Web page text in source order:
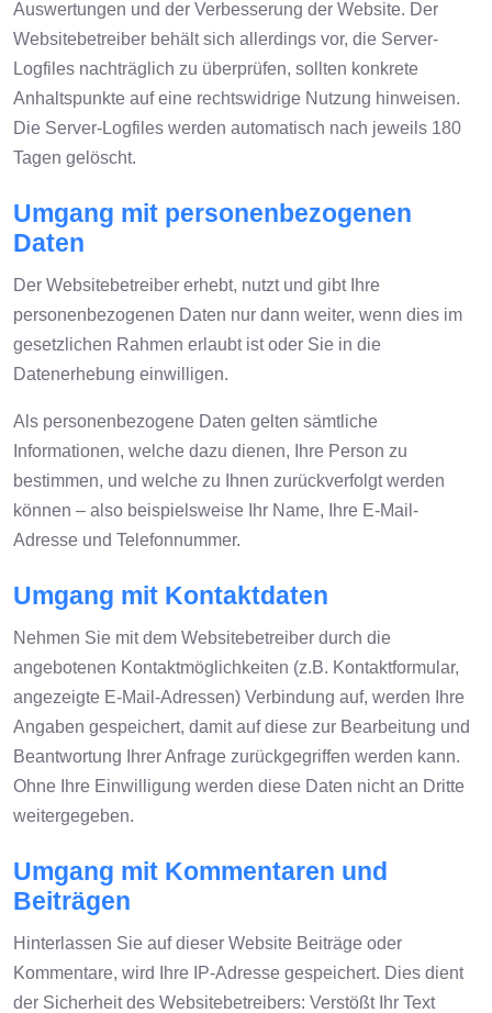
Auswertungen und der Verbesserung der Website. Der
Websitebetreiber behält sich allerdings vor, die Server-
Logfiles nachträglich zu überprüfen, sollten konkrete
Anhaltspunkte auf eine rechtswidrige Nutzung hinweisen.
Die Server-Logfiles werden automatisch nach jeweils 180
Tagen gelöscht.
Umgang mit personenbezogenen
Daten
Der Websitebetreiber erhebt, nutzt und gibt Ihre
personenbezogenen Daten nur dann weiter, wenn dies im
gesetzlichen Rahmen erlaubt ist oder Sie in die
Datenerhebung einwilligen.
Als personenbezogene Daten gelten sämtliche
Informationen, welche dazu dienen, Ihre Person zu
bestimmen, und welche zu Ihnen zurückverfolgt werden
können – also beispielsweise Ihr Name, Ihre E-Mail-
Adresse und Telefonnummer.
Umgang mit Kontaktdaten
Nehmen Sie mit dem Websitebetreiber durch die
angebotenen Kontaktmöglichkeiten (z.B. Kontaktformular,
angezeigte E-Mail-Adressen) Verbindung auf, werden Ihre
Angaben gespeichert, damit auf diese zur Bearbeitung und
Beantwortung Ihrer Anfrage zurückgegriffen werden kann.
Ohne Ihre Einwilligung werden diese Daten nicht an Dritte
weitergegeben.
Umgang mit Kommentaren und
Beiträgen
Hinterlassen Sie auf dieser Website Beiträge oder
Kommentare, wird Ihre IP-Adresse gespeichert. Dies dient
der Sicherheit des Websitebetreibers: Verstößt Ihr Text